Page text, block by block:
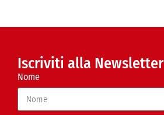
Iscriviti alla Newsletter
Nome